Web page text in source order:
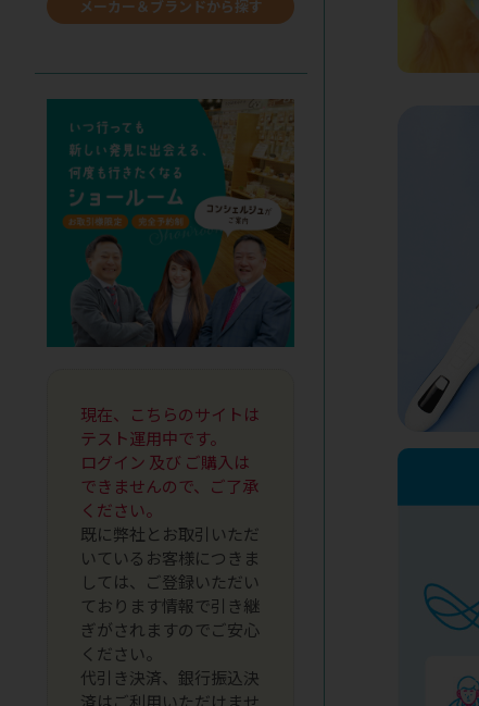
メーカー＆ブランドから探す
現在、こちらのサイトは
テスト運用中です。
ログイン 及び ご購入は
できませんので、ご了承
ください。
既に弊社とお取引いただ
いているお客様につきま
しては、ご登録いただい
ております情報で引き継
ぎがされますのでご安心
ください。
代引き決済、銀行振込決
済はご利用いただけませ